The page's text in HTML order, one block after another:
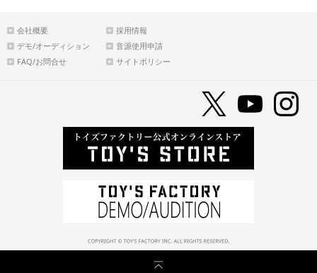
会社概要
採用情報
デモ/オーディション
音源使用申請
FAQ/お問合せ
サイトポリシー